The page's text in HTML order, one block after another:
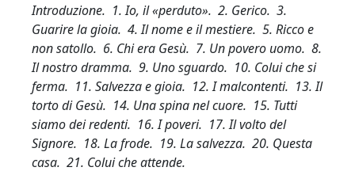
Introduzione. 1. Io, il «perduto». 2. Gerico. 3.
Guarire la gioia. 4. Il nome e il mestiere. 5. Ricco e
non satollo. 6. Chi era Gesù. 7. Un povero uomo. 8.
Il nostro dramma. 9. Uno sguardo. 10. Colui che si
ferma. 11. Salvezza e gioia. 12. I malcontenti. 13. Il
torto di Gesù. 14. Una spina nel cuore. 15. Tutti
siamo dei redenti. 16. I poveri. 17. Il volto del
Signore. 18. La frode. 19. La salvezza. 20. Questa
casa. 21. Colui che attende.